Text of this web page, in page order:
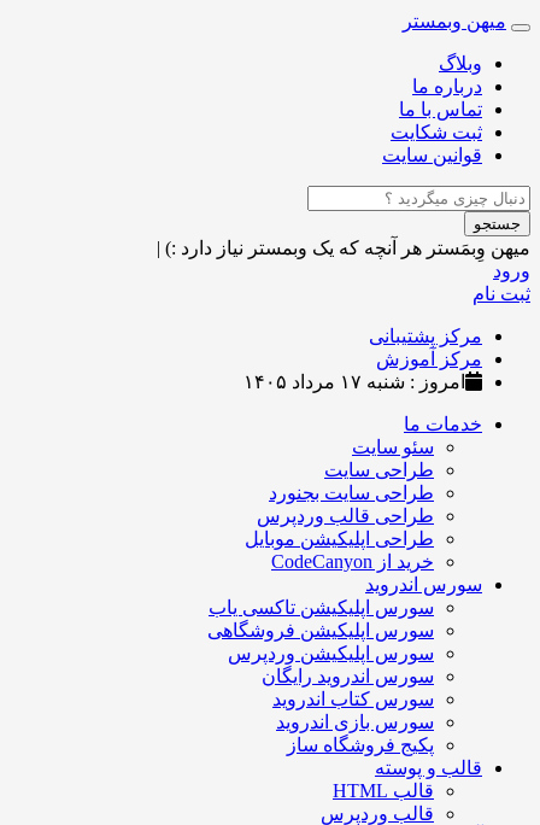
Toggle
navigation
میهن وبمستر
وبلاگ
درباره ما
تماس با ما
ثبت شکایت
قوانین سایت
جستجو
میهن وِبمَستر هر آنچه که یک وبمستر نیاز دارد :) |
ورود
ثبت نام
مرکز پشتیبانی
مرکز آموزش
امروز : شنبه ۱۷ مرداد ۱۴۰۵
خدمات ما
سئو سایت
طراحی سایت
طراحی سایت بجنورد
طراحی قالب وردپرس
طراحی اپلیکیشن موبایل
خرید از CodeCanyon
سورس اندروید
سورس اپلیکیشن تاکسی یاب
سورس اپلیکیشن فروشگاهی
سورس اپلیکیشن وردپرس
سورس اندروید رایگان
سورس کتاب اندروید
سورس بازی اندروید
پکیج فروشگاه ساز
قالب و پوسته
قالب HTML
قالب وردپرس